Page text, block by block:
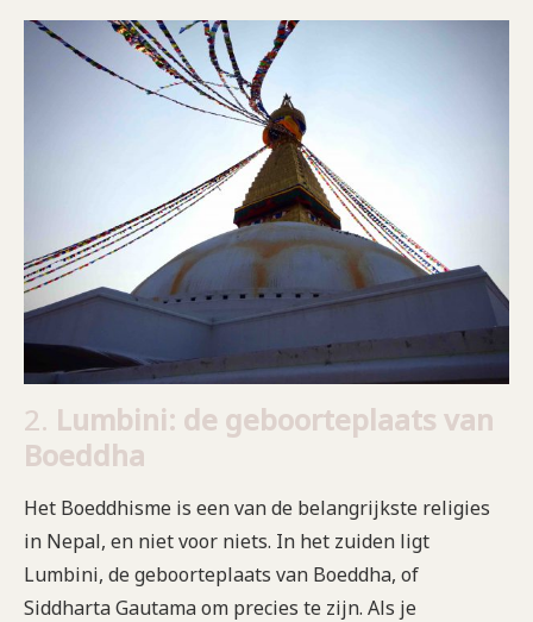
2. Lumbini: de geboorteplaats van
Boeddha
Het Boeddhisme is een van de belangrijkste religies
in Nepal, en niet voor niets. In het zuiden ligt
Lumbini, de geboorteplaats van Boeddha, of
Siddharta Gautama om precies te zijn. Als je